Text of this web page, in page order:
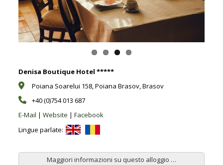
Denisa Boutique Hotel *****
Poiana Soarelui 158, Poiana Brasov, Brasov
+40 (0)754 013 687
E-Mail | Website | Facebook
Lingue parlate:
Maggiori informazioni su questo alloggio …